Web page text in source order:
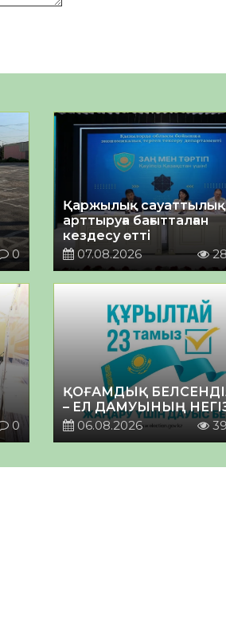
0
Қаржылық
арттыруға бағытталған
кездесу өтті
07.08.2026
0
ҚОҒАМДЫҚ
– ЕЛ ДАМУЫНЫҢ
06.08.2026
39